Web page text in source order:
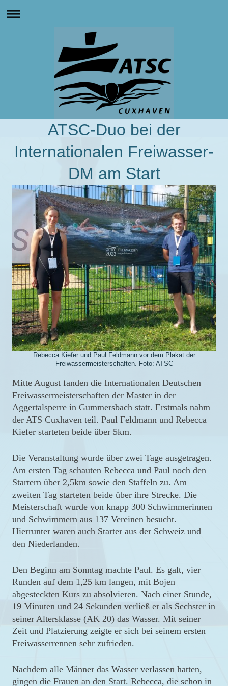
ATSC-Duo bei der
Internationalen Freiwasser-
DM am Start
Rebecca Kiefer und Paul Feldmann vor dem Plakat der
Freiwassermeisterschaften. Foto: ATSC
Mitte August fanden die Internationalen Deutschen
Freiwassermeisterschaften der Master in der
Aggertalsperre in Gummersbach statt. Erstmals nahm
der ATS Cuxhaven teil. Paul Feldmann und Rebecca
Kiefer starteten beide über 5km.
Die Veranstaltung wurde über zwei Tage ausgetragen.
Am ersten Tag schauten Rebecca und Paul noch den
Startern über 2,5km sowie den Staffeln zu. Am
zweiten Tag starteten beide über ihre Strecke. Die
Meisterschaft wurde von knapp 300 Schwimmerinnen
und Schwimmern aus 137 Vereinen besucht.
Hierrunter waren auch Starter aus der Schweiz und
den Niederlanden.
Den Beginn am Sonntag machte Paul. Es galt, vier
Runden auf dem 1,25 km langen, mit Bojen
abgesteckten Kurs zu absolvieren. Nach einer Stunde,
19 Minuten und 24 Sekunden verließ er als Sechster in
seiner Altersklasse (AK 20) das Wasser. Mit seiner
Zeit und Platzierung zeigte er sich bei seinem ersten
Freiwasserrennen sehr zufrieden.
Nachdem alle Männer das Wasser verlassen hatten,
gingen die Frauen an den Start. Rebecca, die schon in